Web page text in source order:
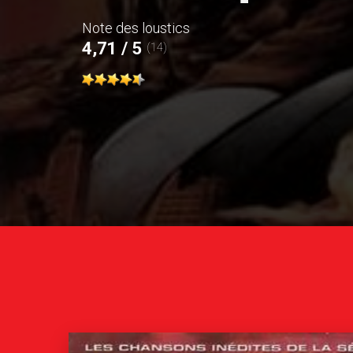
Note des loustics
4,71 / 5 (14)